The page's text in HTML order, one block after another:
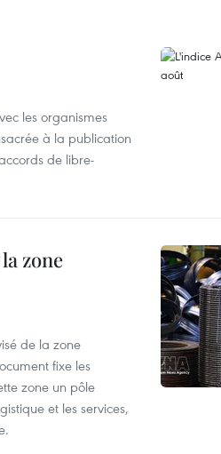
les organismes
à la publication
de libre-
zone
de la zone
fixe les
zone un pôle
et les services,